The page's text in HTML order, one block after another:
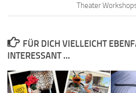
Theater
FÜR DICH VIELLEICHT
INTERESSANT …